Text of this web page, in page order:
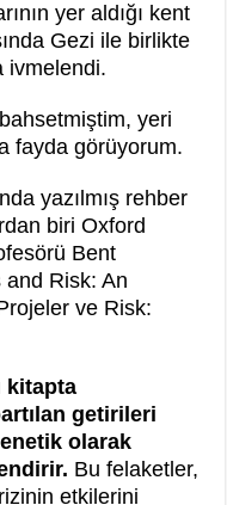
yer aldığı kent
Gezi ile birlikte
ivmelendi.
yeri
fayda görüyorum.
yazılmış rehber
biri Oxford
Bent
and Risk: An
ve Risk:
kitapta
getirileri
olarak
Bu felaketler,
etkilerini